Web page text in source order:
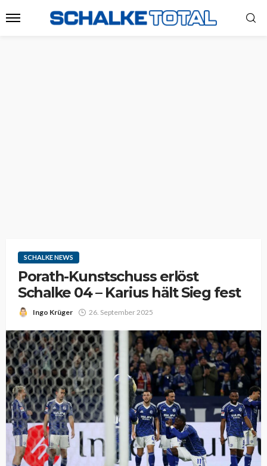
SCHALKE NEWS
Porath-Kunstschuss erlöst
Schalke 04 – Karius hält Sieg fest
Ingo Krüger 26. September 2025